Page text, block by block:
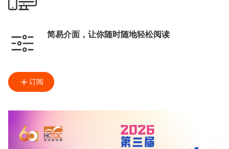
简易介面，让你随时随地轻松阅读
订阅